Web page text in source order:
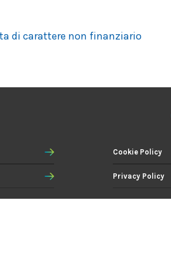
di carattere non finanziario
Cookie Policy
Privacy Policy